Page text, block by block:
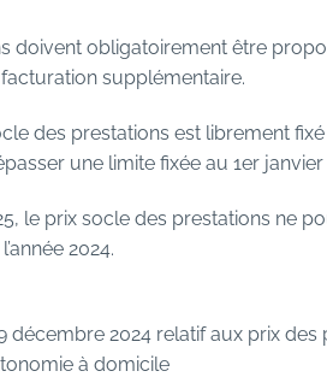
doivent obligatoirement être
facturation supplémentaire.
des prestations est librement
une limite fixée au 1er
le prix socle des prestations ne
2024.
décembre 2024 relatif aux prix des
à domicile